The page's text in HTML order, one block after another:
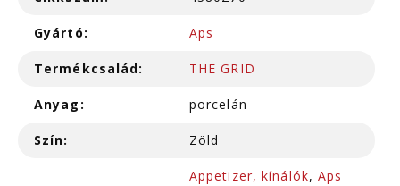
Gyártó: Aps
Termékcsalád: THE GRID
Anyag: porcelán
Szín: Zöld
Appetizer, kínálók,Aps